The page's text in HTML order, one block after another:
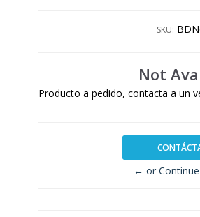
SKU:
Not
Producto a pedido, contacta a un
← or